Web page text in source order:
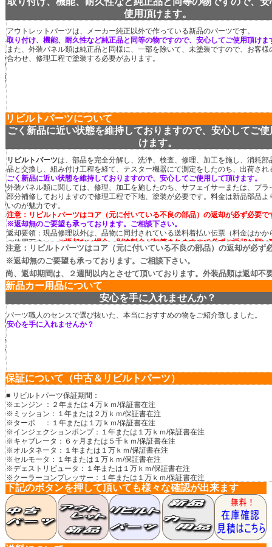
お勧めしております。
自動車パーツは、多種多様な為、中古パーツとして在庫が無い場合、新品部品と
て使用したり、高価なパーツは中古パーツで安価なパーツは新品などと、使い分
して頂くと、かなり経済的に節約できると思います。
使用頂けます。
アウトレットパーツは、メーカー純正以外で作っている新品のパーツです。
取り付け、機能、耐久性など純正品と同等の物ですので、安心してご使用頂けま
また、外装パネル類は純正品と同様に、一部を除いて、未塗装ですので、お客様
合わせ、修理工程で塗装する必要があります。
リビルトパーツについて
ごく新品に近い状態を維持しておりますので、安心してご
けます。
リビルトパーツは、部品を完全分解し、洗浄、検査、修理、加工を施し、消耗部
品と交換し、組み付け工程を経て、テスター機器にて測定をしたのち、出荷され
ごく新品に近い状態を維持しておりますので、安心してご使用して頂けます。
外装パネル類に関しては、修理、加工を施したのち、サフェイサーまたは、プラ
部分補修しておりますので修理工程で下地、塗装が必要です。料金は新品部品よ
いのが魅力です。
注意：リビルトパーツはコア（元に付いている不良の部品）の返却が必ず必要で
※返却無のご要望も承っております。ご相談下さい。
返却要領：現品修理以外は、品物に同封されている送料着払い伝票（料金はかか
ご使用下さい。ご返却ない場合、別途料金が加算されますので必ずご返却お願い
尚、返却期間は、２週間以内とさせて頂いております。外装品類は返却不
注意：リビルトパーツはコア（元に付いている不良の部品）の返却が必ず
※返却無のご要望も承っております。ご相談下さい。
尚、返却期間は、２週間以内とさせて頂いております。外装品類は返却不
新品カー用品について
安心を手に入れませんか？
パーツ職人のセンスで選び抜いた、本当におすすめの物をご紹介致しました。
安心を手に入れませんか？
保証について（中古＆リビルトパーツ）
■ リビルトパーツ保証期間：
※エンジン ：２年または４万ｋｍ/保証書在注
※ミッション：１年または２万ｋｍ/保証書在注
※ターボ ：１年または１万ｋｍ/保証書在注
※インジェクションポンプ：１年または１万ｋｍ/保証書在注
※キャブレータ：６ヶ月または５千ｋｍ/保証書在注
※オルタネータ：１年または１万ｋｍ/保証書在注
※セルモータ：１年または１万ｋｍ/保証書在注
※デェストリビュータ：１年または１万ｋｍ/保証書在注
※クーラーコンプレッサー：１年または１万ｋｍ/保証書在注
※デジタルメータ：３ヶ月/保証書在注
※コンピュータ：１年または１万ｋｍ/保証書在注
※ドライブシャフト：２年または２万ｋｍ/保証書在注
※パワーステアリングギアボックス：２年または２万ｋｍ/保証書在注
※パワーステアリングポンプ：１年または１万ｋｍ/保証書在注
※ 保証内容は各パーツにより違いますが保証書規定に準じます。
下記のボタンを押して頂いても様々な確認が出来ます